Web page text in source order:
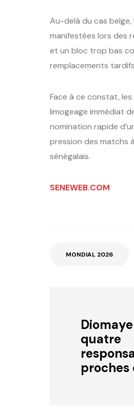
Au-delà du cas
manifestées lors des
et un bloc trop bas
remplacements
Face à ce constat,
limogeage immédiat
nomination rapide
pression des matchs
sénégalais.
SENEWEB.COM
MONDIAL 2026
quatre
proches